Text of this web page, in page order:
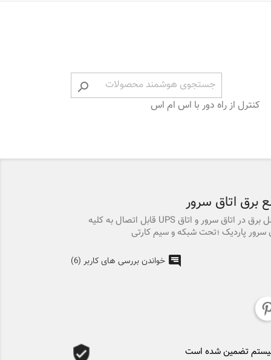

کنترل از راه دور با اس ام اس
برق اتاق سرور
سنسور تشخیص و هشدار قطع و وصل برق در اتاق سرور و اتاق UPS قابل اتصال به کلیه
سرور پاردیک ؛تحت شبکه و سیم کارتی
خواندن بررسی های کاربر (6)
تضمین شده است